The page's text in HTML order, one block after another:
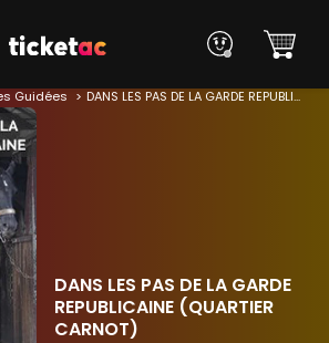
Guidées DANS LES PAS DE LA GARDE REPUBLICAINE (QUARTIER CARNOT)
DANS LES PAS DE LA GARDE
REPUBLICAINE (QUARTIER
CARNOT)